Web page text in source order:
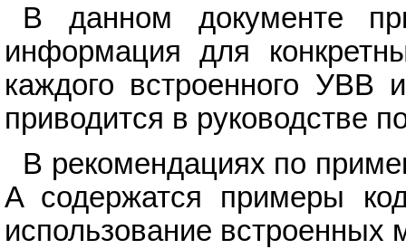
В данном документе
информация для
каждого встроенного УВВ
приводится в руководстве
В рекомендациях по
A содержатся примеры
использование встроенных